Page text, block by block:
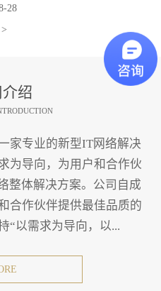
-28
绍
家专业的新型IT网络解决
为导向，为用户和合作伙
整体解决方案。公司自成
合作伙伴提供最佳品质的
“以需求为导向，以...